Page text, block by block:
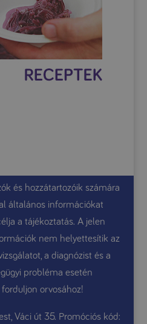
és hozzátartozóik számára
általános információkat
a tájékoztatás. A jelen
nem helyettesítik az
a diagnózist és a
probléma esetén
orvosához!
Váci út 35. Promóciós kód: